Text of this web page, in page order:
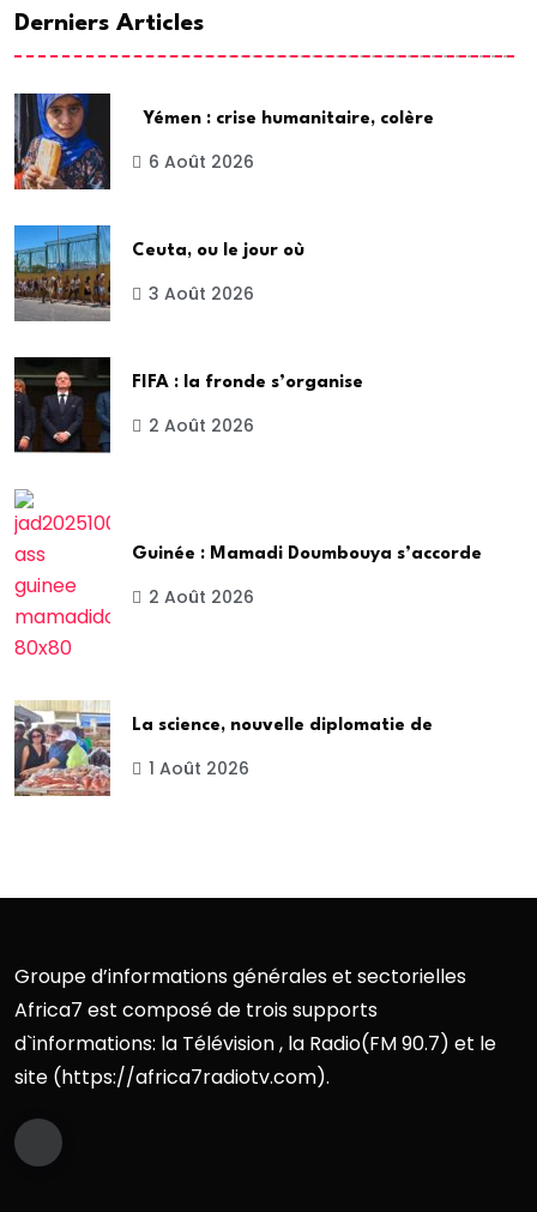
Derniers Articles
Yémen : crise humanitaire, colère
6 Août 2026
Ceuta, ou le jour où
3 Août 2026
FIFA : la fronde s’organise
2 Août 2026
Guinée : Mamadi Doumbouya s’accorde
2 Août 2026
La science, nouvelle diplomatie de
1 Août 2026
Groupe d’informations générales et sectorielles
Africa7 est composé de trois supports
d`informations: la Télévision , la Radio(FM 90.7) et le
site (https://africa7radiotv.com).